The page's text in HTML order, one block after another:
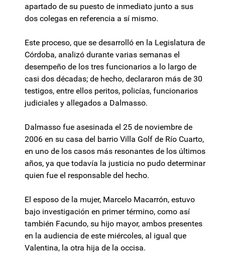
apartado de su puesto de inmediato junto a sus
dos colegas en referencia a sí mismo.
Este proceso, que se desarrolló en la Legislatura de
Córdoba, analizó durante varias semanas el
desempeño de los tres funcionarios a lo largo de
casi dos décadas; de hecho, declararon más de 30
testigos, entre ellos peritos, policías, funcionarios
judiciales y allegados a Dalmasso.
Dalmasso fue asesinada el 25 de noviembre de
2006 en su casa del barrio Villa Golf de Río Cuarto,
en uno de los casos más resonantes de los últimos
años, ya que todavía la justicia no pudo determinar
quien fue el responsable del hecho.
El esposo de la mujer, Marcelo Macarrón, estuvo
bajo investigación en primer término, como así
también Facundo, su hijo mayor, ambos presentes
en la audiencia de este miércoles, al igual que
Valentina, la otra hija de la occisa.